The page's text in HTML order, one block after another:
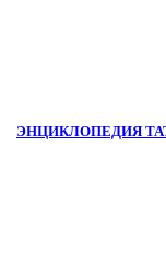
ЭНЦИКЛОПЕДИЯ